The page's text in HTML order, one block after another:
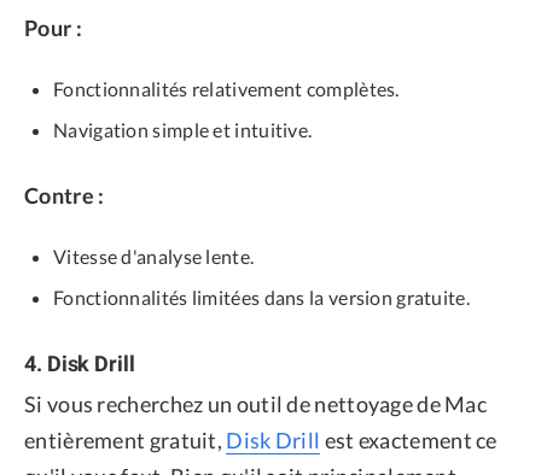
Pour :
Fonctionnalités relativement complètes.
Navigation simple et intuitive.
Contre :
Vitesse d'analyse lente.
Fonctionnalités limitées dans la version gratuite.
4. Disk Drill
Si vous recherchez un outil de nettoyage de Mac
entièrement gratuit, Disk Drill est exactement ce